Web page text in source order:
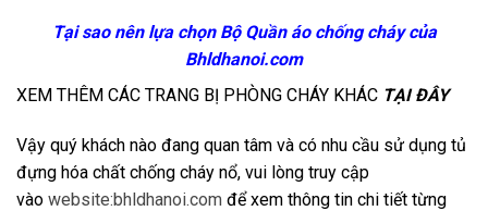
Tại sao nên lựa chọn Bộ Quần áo chống cháy của
Bhldhanoi.com
XEM THÊM CÁC TRANG BỊ PHÒNG CHÁY KHÁC TẠI ĐÂY
Vậy quý khách nào đang quan tâm và có nhu cầu sử dụng tủ
đựng hóa chất chống cháy nổ, vui lòng truy cập
vào website:bhldhanoi.com để xem thông tin chi tiết từng